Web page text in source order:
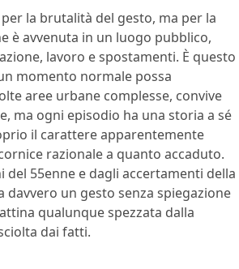
la brutalità del gesto, ma per la
è avvenuta in un luogo pubblico,
lavoro e spostamenti. È questo
momento normale possa
aree urbane complesse, convive
ma ogni episodio ha una storia a sé
il carattere apparentemente
razionale a quanto accaduto.
55enne e dagli accertamenti della
un gesto senza spiegazione
qualunque spezzata dalla
dai fatti.